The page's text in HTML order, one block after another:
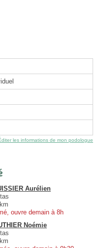
les informations de mon podologue
Aurélien
ouvre demain à 8h
Noémie